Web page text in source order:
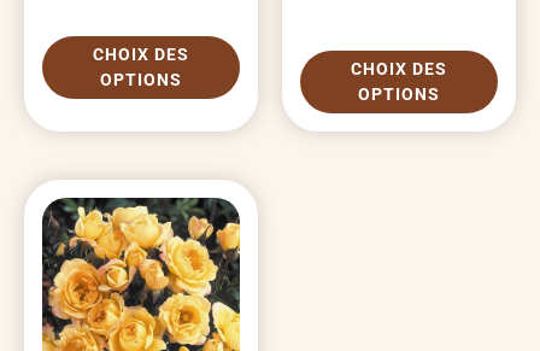
CHOIX DES
OPTIONS
CHOIX DES
OPTIONS